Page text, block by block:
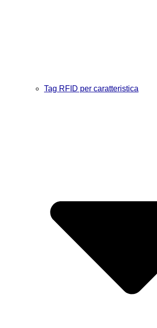
Tag RFID per caratteristica